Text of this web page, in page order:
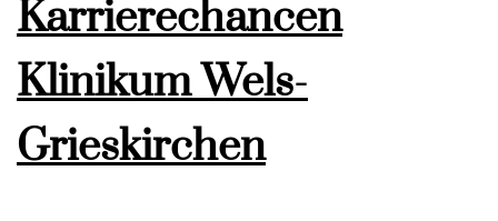
Karrierechancen
Klinikum Wels-
Grieskirchen